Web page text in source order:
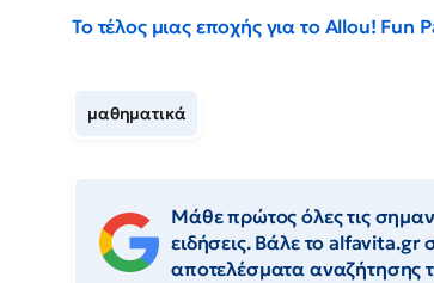
Το τέλος μιας εποχής για το Allou!
μαθηματικά
Μάθε πρώτος όλες τις
ειδήσεις. Βάλε το alfavita.gr
αποτελέσματα αναζήτησης